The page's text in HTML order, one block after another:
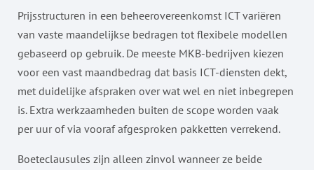
Prijsstructuren in een beheerovereenkomst ICT variëren
van vaste maandelijkse bedragen tot flexibele modellen
gebaseerd op gebruik. De meeste MKB-bedrijven kiezen
voor een vast maandbedrag dat basis ICT-diensten dekt,
met duidelijke afspraken over wat wel en niet inbegrepen
is. Extra werkzaamheden buiten de scope worden vaak
per uur of via vooraf afgesproken pakketten verrekend.
Boeteclausules zijn alleen zinvol wanneer ze beide